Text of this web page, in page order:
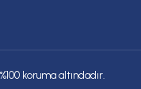
koruma altındadır.